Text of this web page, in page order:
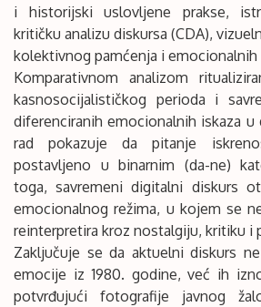
i historijski uslovljene prakse,
kritičku analizu diskursa (CDA),
kolektivnog pamćenja i emocionalnih
Komparativnom analizom
kasnosocijalističkog perioda i
diferenciranih emocionalnih iskaza
rad pokazuje da pitanje
postavljeno u binarnim (da-ne)
toga, savremeni digitalni diskurs
emocionalnog režima, u kojem se
reinterpretira kroz nostalgiju, kritiku i
Zaključuje se da aktuelni diskurs
emocije iz 1980. godine, već ih
potvrđujući fotografije javnog